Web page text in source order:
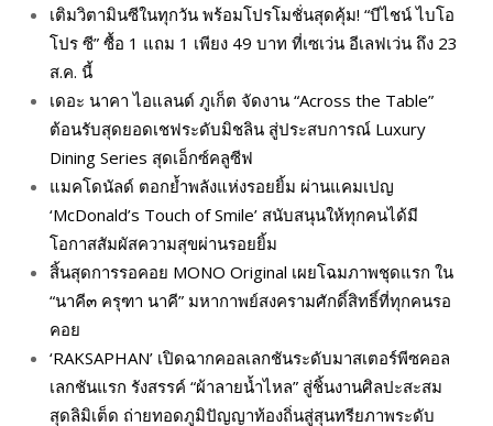
เติมวิตามินซีในทุกวัน พร้อมโปรโมชั่นสุดคุ้ม! “บีไชน์ ไบโอ
โปร ซี” ซื้อ 1 แถม 1 เพียง 49 บาท ที่เซเว่น อีเลฟเว่น ถึง 23
ส.ค. นี้
เดอะ นาคา ไอแลนด์ ภูเก็ต จัดงาน “Across the Table”
ต้อนรับสุดยอดเชฟระดับมิชลิน สู่ประสบการณ์ Luxury
Dining Series สุดเอ็กซ์คลูซีฟ
แมคโดนัลด์ ตอกย้ำพลังแห่งรอยยิ้ม ผ่านแคมเปญ
‘McDonald’s Touch of Smile’ สนับสนุนให้ทุกคนได้มี
โอกาสสัมผัสความสุขผ่านรอยยิ้ม
สิ้นสุดการรอคอย MONO Original เผยโฉมภาพชุดแรก ใน
“นาคี๓ ครุฑา นาคี” มหากาพย์สงครามศักดิ์สิทธิ์ที่ทุกคนรอ
คอย
‘RAKSAPHAN’ เปิดฉากคอลเลกชันระดับมาสเตอร์พีซคอล
เลกชันแรก รังสรรค์ “ผ้าลายน้ำไหล” สู่ชิ้นงานศิลปะสะสม
สุดลิมิเต็ด ถ่ายทอดภูมิปัญญาท้องถิ่นสู่สุนทรียภาพระดับ